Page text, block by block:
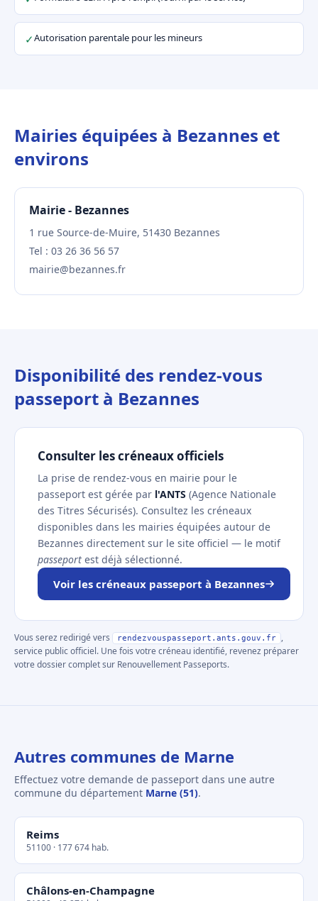
✓Autorisation parentale pour les mineurs
Mairies équipées à Bezannes et
environs
Mairie - Bezannes
1 rue Source-de-Muire, 51430 Bezannes
Tel : 03 26 36 56 57
mairie@bezannes.fr
Disponibilité des rendez-vous
passeport à Bezannes
Consulter les créneaux officiels
La prise de rendez-vous en mairie pour le
passeport est gérée par l'ANTS (Agence Nationale
des Titres Sécurisés). Consultez les créneaux
disponibles dans les mairies équipées autour de
Bezannes directement sur le site officiel — le motif
passeport est déjà sélectionné.
Voir les créneaux passeport à Bezannes
Vous serez redirigé vers rendezvouspasseport.ants.gouv.fr
,
service public officiel. Une fois votre créneau identifié, revenez préparer
votre dossier complet sur Renouvellement Passeports.
Autres communes de Marne
Effectuez votre demande de passeport dans une autre
commune du département Marne (51).
Reims
51100 · 177 674 hab.
Châlons-en-Champagne